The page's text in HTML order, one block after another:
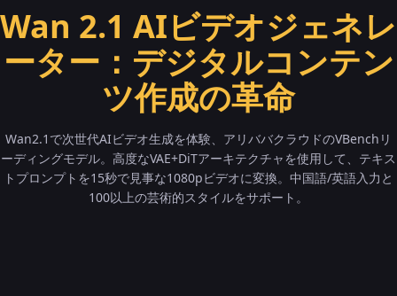
Wan 2.1 AIビデオジェネレ
ーター：デジタルコンテン
ツ作成の革命
Wan2.1で次世代AIビデオ生成を体験、アリババクラウドのVBenchリ
ーディングモデル。高度なVAE+DiTアーキテクチャを使用して、テキス
トプロンプトを15秒で見事な1080pビデオに変換。中国語/英語入力と
100以上の芸術的スタイルをサポート。